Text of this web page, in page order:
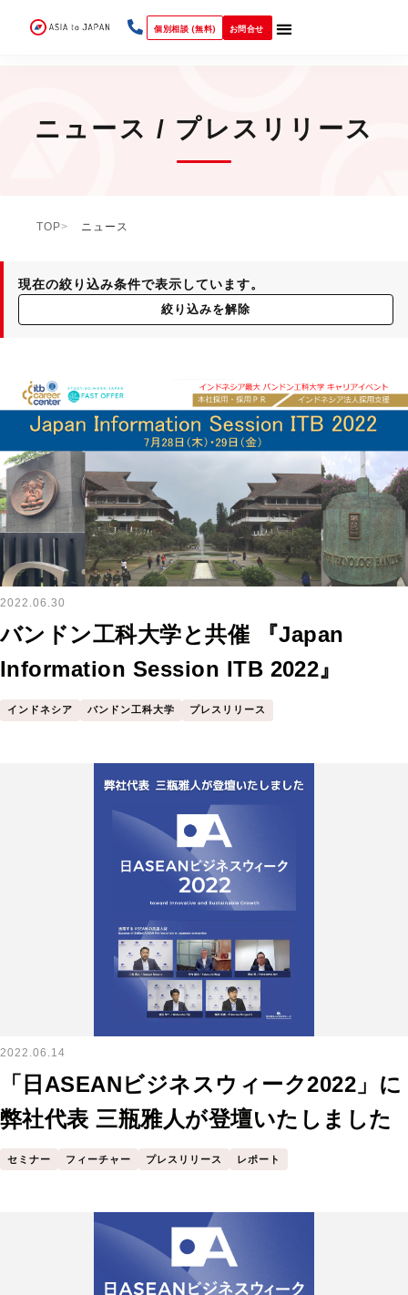
個別相談 (無料) お問合せ
ニュース / プレスリリース
TOP ニュース
現在の絞り込み条件で表示しています。
絞り込みを解除
2022.06.30
バンドン工科大学と共催 『Japan
Information Session ITB 2022』
インドネシア バンドン工科大学 プレスリリース
2022.06.14
「日ASEANビジネスウィーク2022」に
弊社代表 三瓶雅人が登壇いたしました
セミナー フィーチャー プレスリリース レポート